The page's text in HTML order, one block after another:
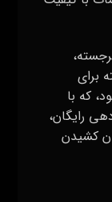
برای
که با
رایگان،
کشیدن